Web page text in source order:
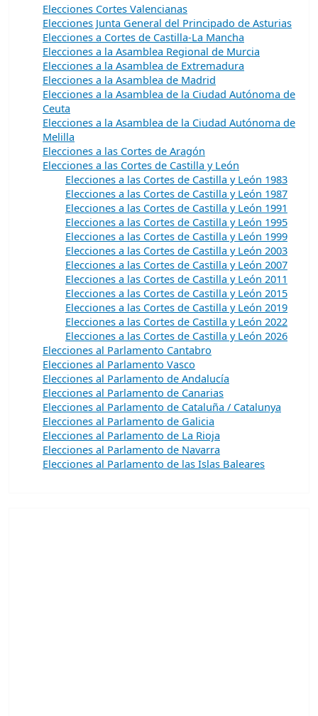
Elecciones Cortes Valencianas
Elecciones Junta General del Principado de Asturias
Elecciones a Cortes de Castilla-La Mancha
Elecciones a la Asamblea Regional de Murcia
Elecciones a la Asamblea de Extremadura
Elecciones a la Asamblea de Madrid
Elecciones a la Asamblea de la Ciudad Autónoma de
Ceuta
Elecciones a la Asamblea de la Ciudad Autónoma de
Melilla
Elecciones a las Cortes de Aragón
Elecciones a las Cortes de Castilla y León
Elecciones a las Cortes de Castilla y León 1983
Elecciones a las Cortes de Castilla y León 1987
Elecciones a las Cortes de Castilla y León 1991
Elecciones a las Cortes de Castilla y León 1995
Elecciones a las Cortes de Castilla y León 1999
Elecciones a las Cortes de Castilla y León 2003
Elecciones a las Cortes de Castilla y León 2007
Elecciones a las Cortes de Castilla y León 2011
Elecciones a las Cortes de Castilla y León 2015
Elecciones a las Cortes de Castilla y León 2019
Elecciones a las Cortes de Castilla y León 2022
Elecciones a las Cortes de Castilla y León 2026
Elecciones al Parlamento Cantabro
Elecciones al Parlamento Vasco
Elecciones al Parlamento de Andalucía
Elecciones al Parlamento de Canarias
Elecciones al Parlamento de Cataluña / Catalunya
Elecciones al Parlamento de Galicia
Elecciones al Parlamento de La Rioja
Elecciones al Parlamento de Navarra
Elecciones al Parlamento de las Islas Baleares